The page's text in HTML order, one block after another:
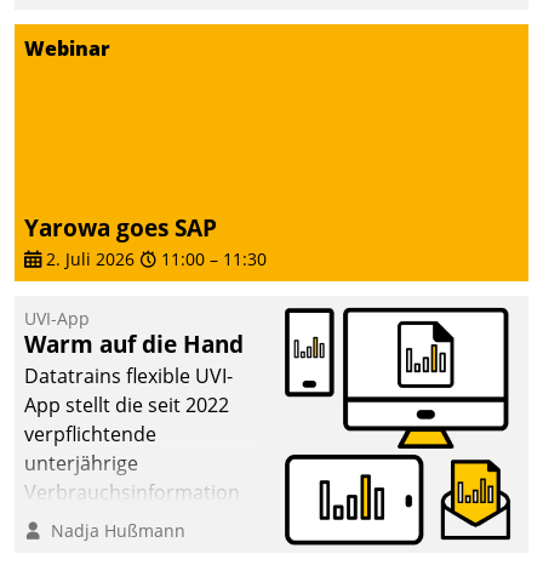
Webinar
Yarowa goes SAP
2. Juli 2026 11:00 – 11:30
UVI-App
Warm auf die Hand
Datatrains flexible UVI-
App stellt die seit 2022
verpflichtende
unterjährige
Verbrauchsinformation
schnell, zuverlässig und
Nadja Hußmann